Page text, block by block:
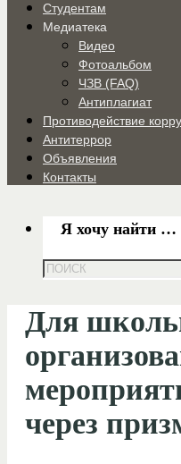
Студентам
Медиатека
Видео
Фотоальбом
ЧЗВ (FAQ)
Антиплагиат
Противодействие
Антитеррор
Объявления
Контакты
Я хочу найти …
Для
через